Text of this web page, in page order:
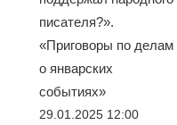
писателя?».
«Приговоры по делам
о январских
событиях»
29.01.2025 12:00